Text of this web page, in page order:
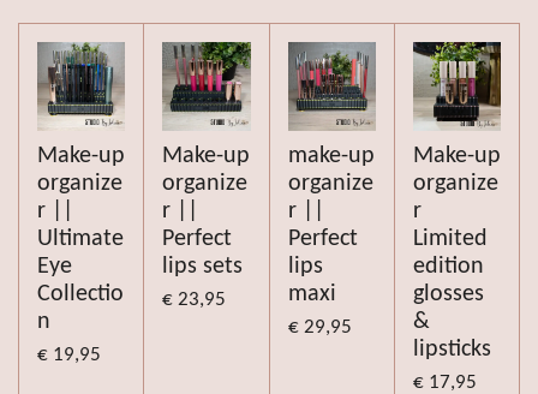
Make-up
organize
r ||
Ultimate
Eye
Collectio
n
€ 19,95
Make-up
organize
r ||
Perfect
lips sets
€ 23,95
make-up
organize
r ||
Perfect
lips
maxi
€ 29,95
Make-up
organize
r
Limited
edition
glosses
&
lipsticks
€ 17,95